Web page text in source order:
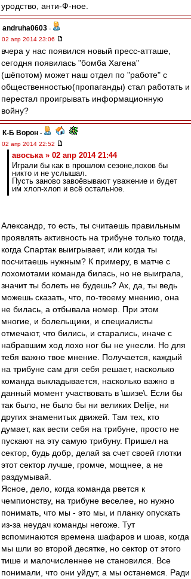
уродство, анти-Ф-ное.
andruha0603 -
02 апр 2014 23:06
вчера у нас появился новый пресс-атташе,
сегодня появилась "бомба Хагена"
(шёпотом) может наш отдел по "работе" с
общественностью(пропаганды) стал работать и
перестал проигрывать информационную
войну?
К-Б Ворон -
02 апр 2014 22:52
авоська » 02 апр 2014 21:44
Играли бы как в прошлом сезоне,лохов бы
никто и не услышал.
Пусть заново завоёвывают уважение и будет
им хлоп-хлоп и всё остальное.
Александр, то есть, ты считаешь правильным
проявлять активность на трибуне только тогда,
когда Спартак выигрывает, или когда ты
посчитаешь нужным? К примеру, в матче с
лохомотами команда билась, но не выиграла,
значит ты болеть не будешь? Ах, да, ты ведь
можешь сказать, что, по-твоему мнению, она
не билась, а отбывала номер. При этом
многие, и болельщики, и специалисты
отмечают, что бились, и старались, иначе с
набравшим ход лохо ног бы не унесли. Но для
тебя важно твое мнение. Получается, каждый
на трибуне сам для себя решает, насколько
команда выкладывается, насколько важно в
данный момент участвовать в \шизе\. Если бы
так было, не было бы ни великих Delije, ни
других знаменитых движей. Там тех, кто
думает, как вести себя на трибуне, просто не
пускают на эту самую трибуну. Пришел на
сектор, будь добр, делай за счет своей глотки
этот сектор лучше, громче, мощнее, а не
раздумывай.
Ясное, дело, когда команда рвется к
чемпионству, на трибуне веселее, но нужно
понимать, что мы - это мы, и планку опускать
из-за неудач команды негоже. Тут
вспоминаются времена шафаров и шоав, когда
мы шли во второй десятке, но сектор от этого
тише и малочисленнее не становился. Все
понимали, что они уйдут, а мы останемся. Ради